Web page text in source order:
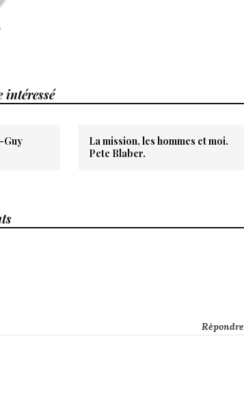
intéressé
Guy
La mission, les hommes et moi.
Pete Blaber.
Répondre